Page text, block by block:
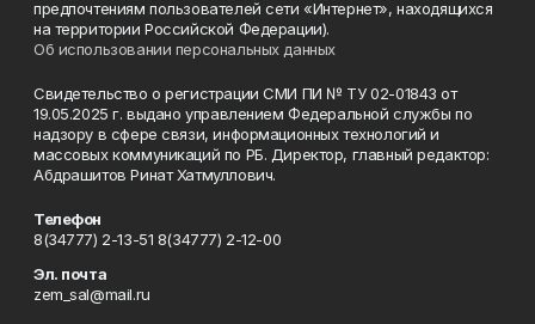
предпочтениям пользователей сети «Интернет», находящихся
на территории Российской Федерации).
Об использовании персональных данных
Свидетельство о регистрации СМИ ПИ № ТУ 02-01843 от
19.05.2025 г. выдано управлением Федеральной службы по
надзору в сфере связи, информационных технологий и
массовых коммуникаций по РБ. Директор, главный редактор:
Абдрашитов Ринат Хатмуллович.
Телефон
8(34777) 2-13-51 8(34777) 2-12-00
Эл. почта
zem_sal@mail.ru